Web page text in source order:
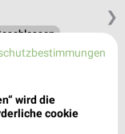
❯
wird die
cookie